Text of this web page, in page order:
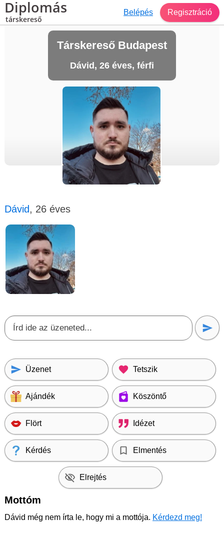
Diplomás
társkereső
Belépés Regisztráció
Társkereső Budapest
Dávid, 26 éves, férfi
Dávid, 26 éves
Üzenet Tetszik
Ajándék Köszöntő
Flört Idézet
Kérdés Elmentés
Elrejtés
Mottóm
Dávid még nem írta le, hogy mi a mottója. Kérdezd meg!